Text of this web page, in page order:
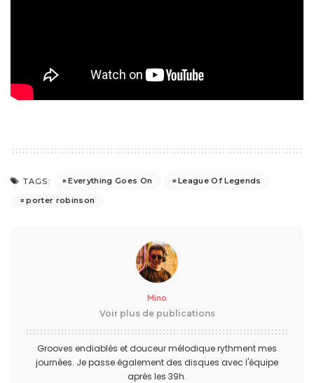
TAGS: Everything Goes On
League Of Legends
porter robinson
Mino
Voir plus de publications
Grooves endiablés et douceur mélodique rythment mes
journées. Je passe également des disques avec l'équipe
après les 39h.